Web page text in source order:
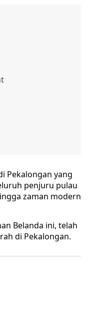
Pekalongan yang
penjuru pulau
zaman modern
Belanda ini, telah
di Pekalongan.